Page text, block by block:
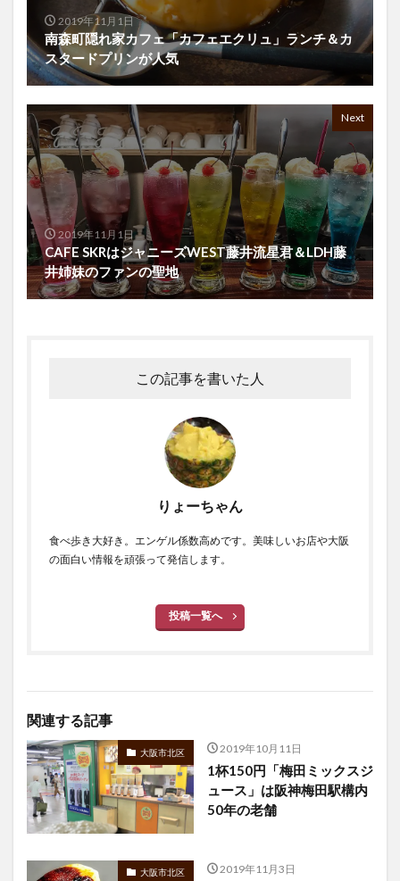
2019年11月1日
南森町隠れ家カフェ「カフェエクリュ」ランチ＆カ
スタードプリンが人気
Next
2019年11月1日
CAFE SKRはジャニーズWEST藤井流星君＆LDH藤
井姉妹のファンの聖地
この記事を書いた人
りょーちゃん
食べ歩き大好き。エンゲル係数高めです。美味しいお店や大阪
の面白い情報を頑張って発信します。
投稿一覧へ
関連する記事
大阪市北区 2019年10月11日
1杯150円「梅田ミックスジ
ュース」は阪神梅田駅構内
50年の老舗
大阪市北区 2019年11月3日